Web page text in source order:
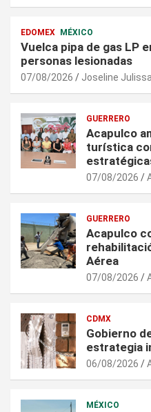
EDOMEX MÉXICO
Vuelca pipa de gas LP
personas lesionadas
07/08/2026 Joseline Julissa
GUERRERO
Acapulco
turística
07/08/2026
GUERRERO
Acapulco
Aérea
07/08/2026
CDMX
Gobierno
estrategia
06/08/2026
MÉXICO